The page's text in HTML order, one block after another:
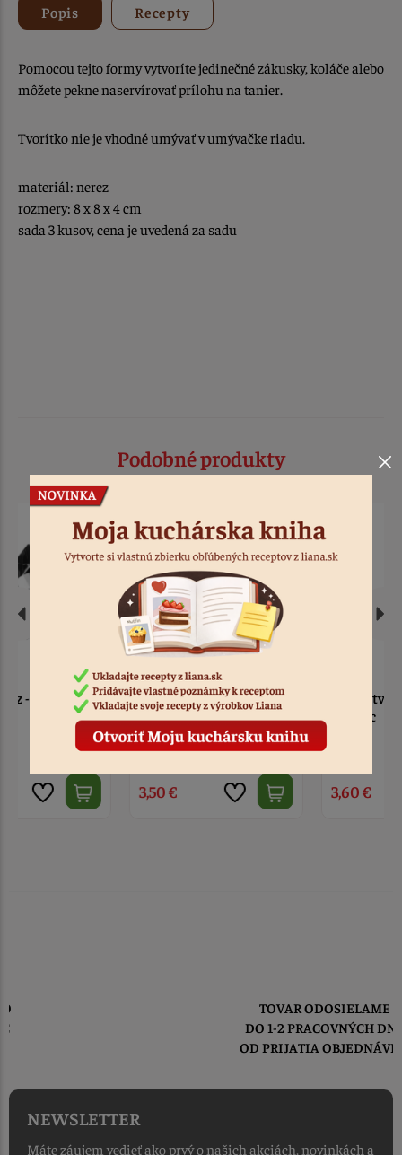
Popis Recepty
Pomocou tejto formy vytvoríte jedinečné zákusky, koláče alebo
môžete pekne naservírovať prílohu na tanier.
Tvorítko nie je vhodné umývať v umývačke riadu.
materiál: nerez
rozmery: 8 x 8 x 4 cm
sada 3 kusov, cena je uvedená za sadu
Podobné produkty
Forma tvorítko nerez
kruh 2ks
Kód: 13603
3,50 €
Forma tvorítko nerez
štvorec
6 ks
3,60 €
TOVAR ODOSIELAME
DO 1-2 PRACOVNÝCH DNÍ
OD PRIJATIA OBJEDNÁVKY
NEWSLETTER
Máte záujem vedieť ako prvý o našich akciách, novinkách a